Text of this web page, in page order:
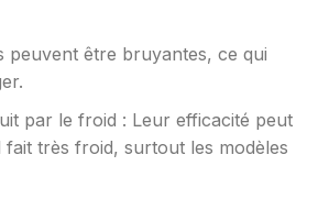
peuvent être bruyantes, ce qui
par le froid : Leur efficacité peut
fait très froid, surtout les modèles